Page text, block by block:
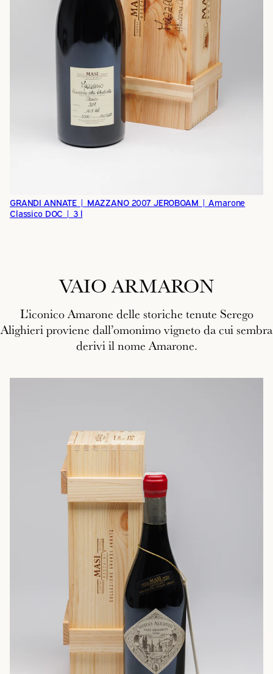
GRANDI ANNATE | MAZZANO 2007 JEROBOAM | Amarone
Classico DOC | 3 l
VAIO ARMARON
L'iconico Amarone delle storiche tenute Serego
Alighieri proviene dall’omonimo vigneto da cui sembra
derivi il nome Amarone.